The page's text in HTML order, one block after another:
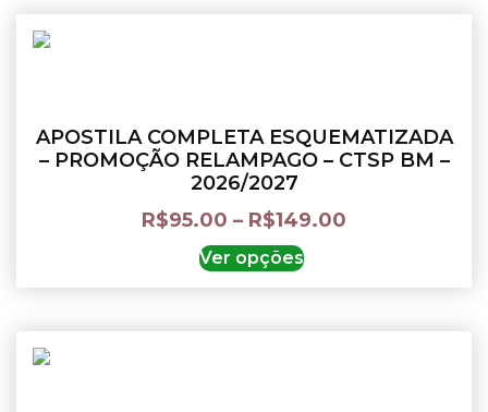
APOSTILA COMPLETA ESQUEMATIZADA
– PROMOÇÃO RELAMPAGO – CTSP BM –
2026/2027
R$95.00 – R$149.00
Ver opções